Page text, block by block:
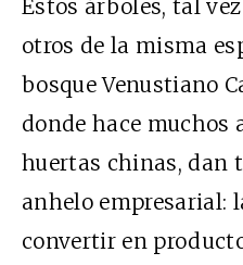
Estos árboles, tal
otros de la misma
bosque Venustiano
donde hace muchos
huertas chinas, dan
anhelo empresarial:
convertir en